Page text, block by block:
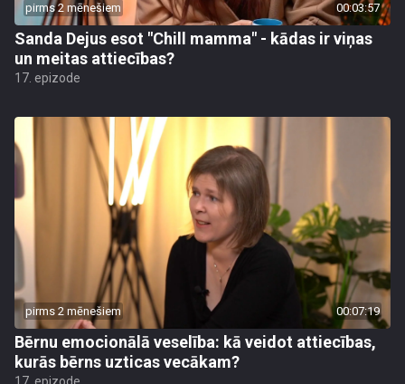
pirms 2 mēnešiem 00:03:57
Sanda Dejus esot "Chill mamma" - kādas ir viņas
un meitas attiecības?
17. epizode
pirms 2 mēnešiem 00:07:19
Bērnu emocionālā veselība: kā veidot attiecības,
kurās bērns uzticas vecākam?